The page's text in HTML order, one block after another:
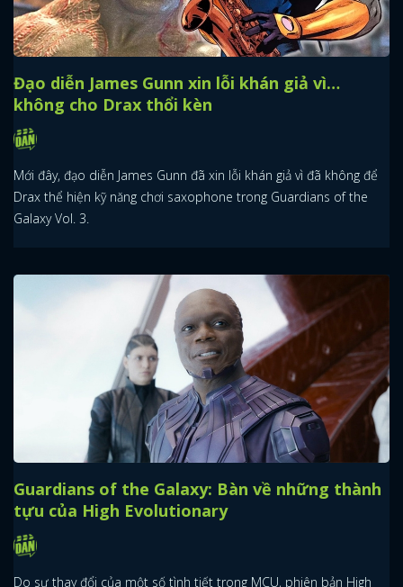
Đạo diễn James Gunn xin lỗi khán giả vì…
không cho Drax thổi kèn
Mới đây, đạo diễn James Gunn đã xin lỗi khán giả vì đã không để
Drax thể hiện kỹ năng chơi saxophone trong Guardians of the
Galaxy Vol. 3.
Guardians of the Galaxy: Bàn về những thành
tựu của High Evolutionary
Do sự thay đổi của một số tình tiết trong MCU, phiên bản High